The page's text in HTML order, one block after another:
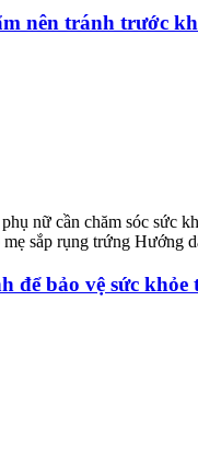
nên tránh trước
nữ cần chăm sóc sức
sắp rụng trứng Hướng
để bảo vệ sức khỏe